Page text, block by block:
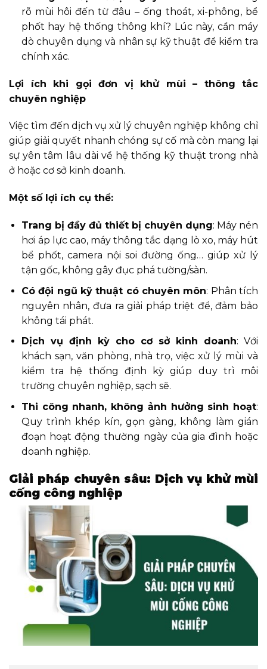
rõ mùi hôi đến từ đâu – ống thoát, xi-phông, bể
phốt hay hệ thống thông khí? Lúc này, cần máy
dò chuyên dụng và nhân sự kỹ thuật để kiểm tra
chính xác.
Lợi ích khi gọi đơn vị khử mùi – thông tắc
chuyên nghiệp
Việc tìm đến dịch vụ xử lý chuyên nghiệp không chỉ
giúp giải quyết nhanh chóng sự cố mà còn mang lại
sự yên tâm lâu dài về hệ thống kỹ thuật trong nhà
ở hoặc cơ sở kinh doanh.
Một số lợi ích cụ thể:
Trang bị đầy đủ thiết bị chuyên dụng: Máy nén
hơi áp lực cao, máy thông tắc dạng lò xo, máy hút
bể phốt, camera nội soi đường ống… giúp xử lý
tận gốc, không gây đục phá tường/sàn.
Có đội ngũ kỹ thuật có chuyên môn: Phân tích
nguyên nhân, đưa ra giải pháp triệt để, đảm bảo
không tái phát.
Dịch vụ định kỳ cho cơ sở kinh doanh: Với
khách sạn, văn phòng, nhà trọ, việc xử lý mùi và
kiểm tra hệ thống định kỳ giúp duy trì môi
trường chuyên nghiệp, sạch sẽ.
Thi công nhanh, không ảnh hưởng sinh hoạt:
Quy trình khép kín, gọn gàng, không làm gián
đoạn hoạt động thường ngày của gia đình hoặc
doanh nghiệp.
Giải pháp chuyên sâu: Dịch vụ khử mùi
cống công nghiệp